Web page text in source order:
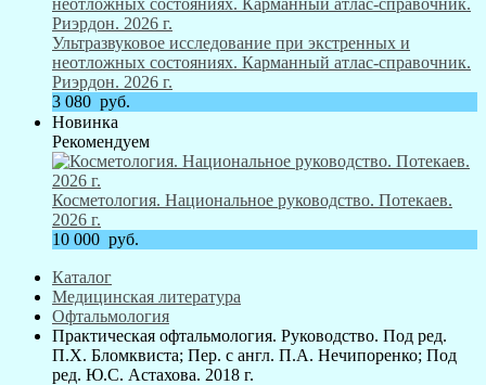
Ультразвуковое исследование при экстренных и
неотложных состояниях. Карманный атлас-справочник.
Риэрдон. 2026 г.
3 080 руб.
Новинка
Рекомендуем
Косметология. Национальное руководство. Потекаев.
2026 г.
10 000 руб.
Каталог
Медицинская литература
Офтальмология
Практическая офтальмология. Руководство. Под ред.
П.Х. Бломквиста; Пер. с англ. П.А. Нечипоренко; Под
ред. Ю.С. Астахова. 2018 г.